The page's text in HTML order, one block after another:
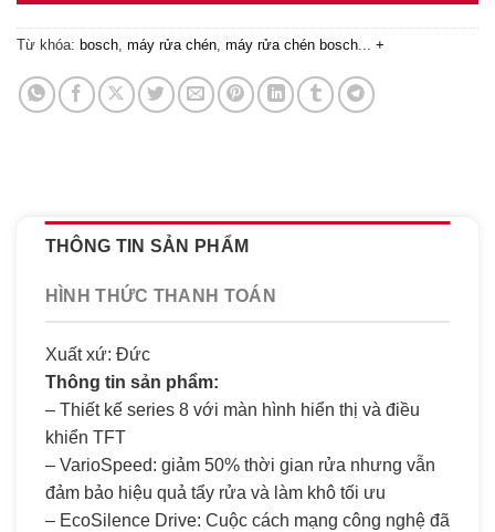
Từ khóa: bosch máy rửa chén máy rửa chén bosch +
THÔNG TIN SẢN PHẨM
HÌNH THỨC THANH TOÁN
Xuất xứ: Đức
Thông tin sản phẩm:
– Thiết kế series 8 với màn hình hiển thị và điều
khiển TFT
– VarioSpeed: giảm 50% thời gian rửa nhưng vẫn
đảm bảo hiệu quả tẩy rửa và làm khô tối ưu
– EcoSilence Drive: Cuộc cách mạng công nghệ đã